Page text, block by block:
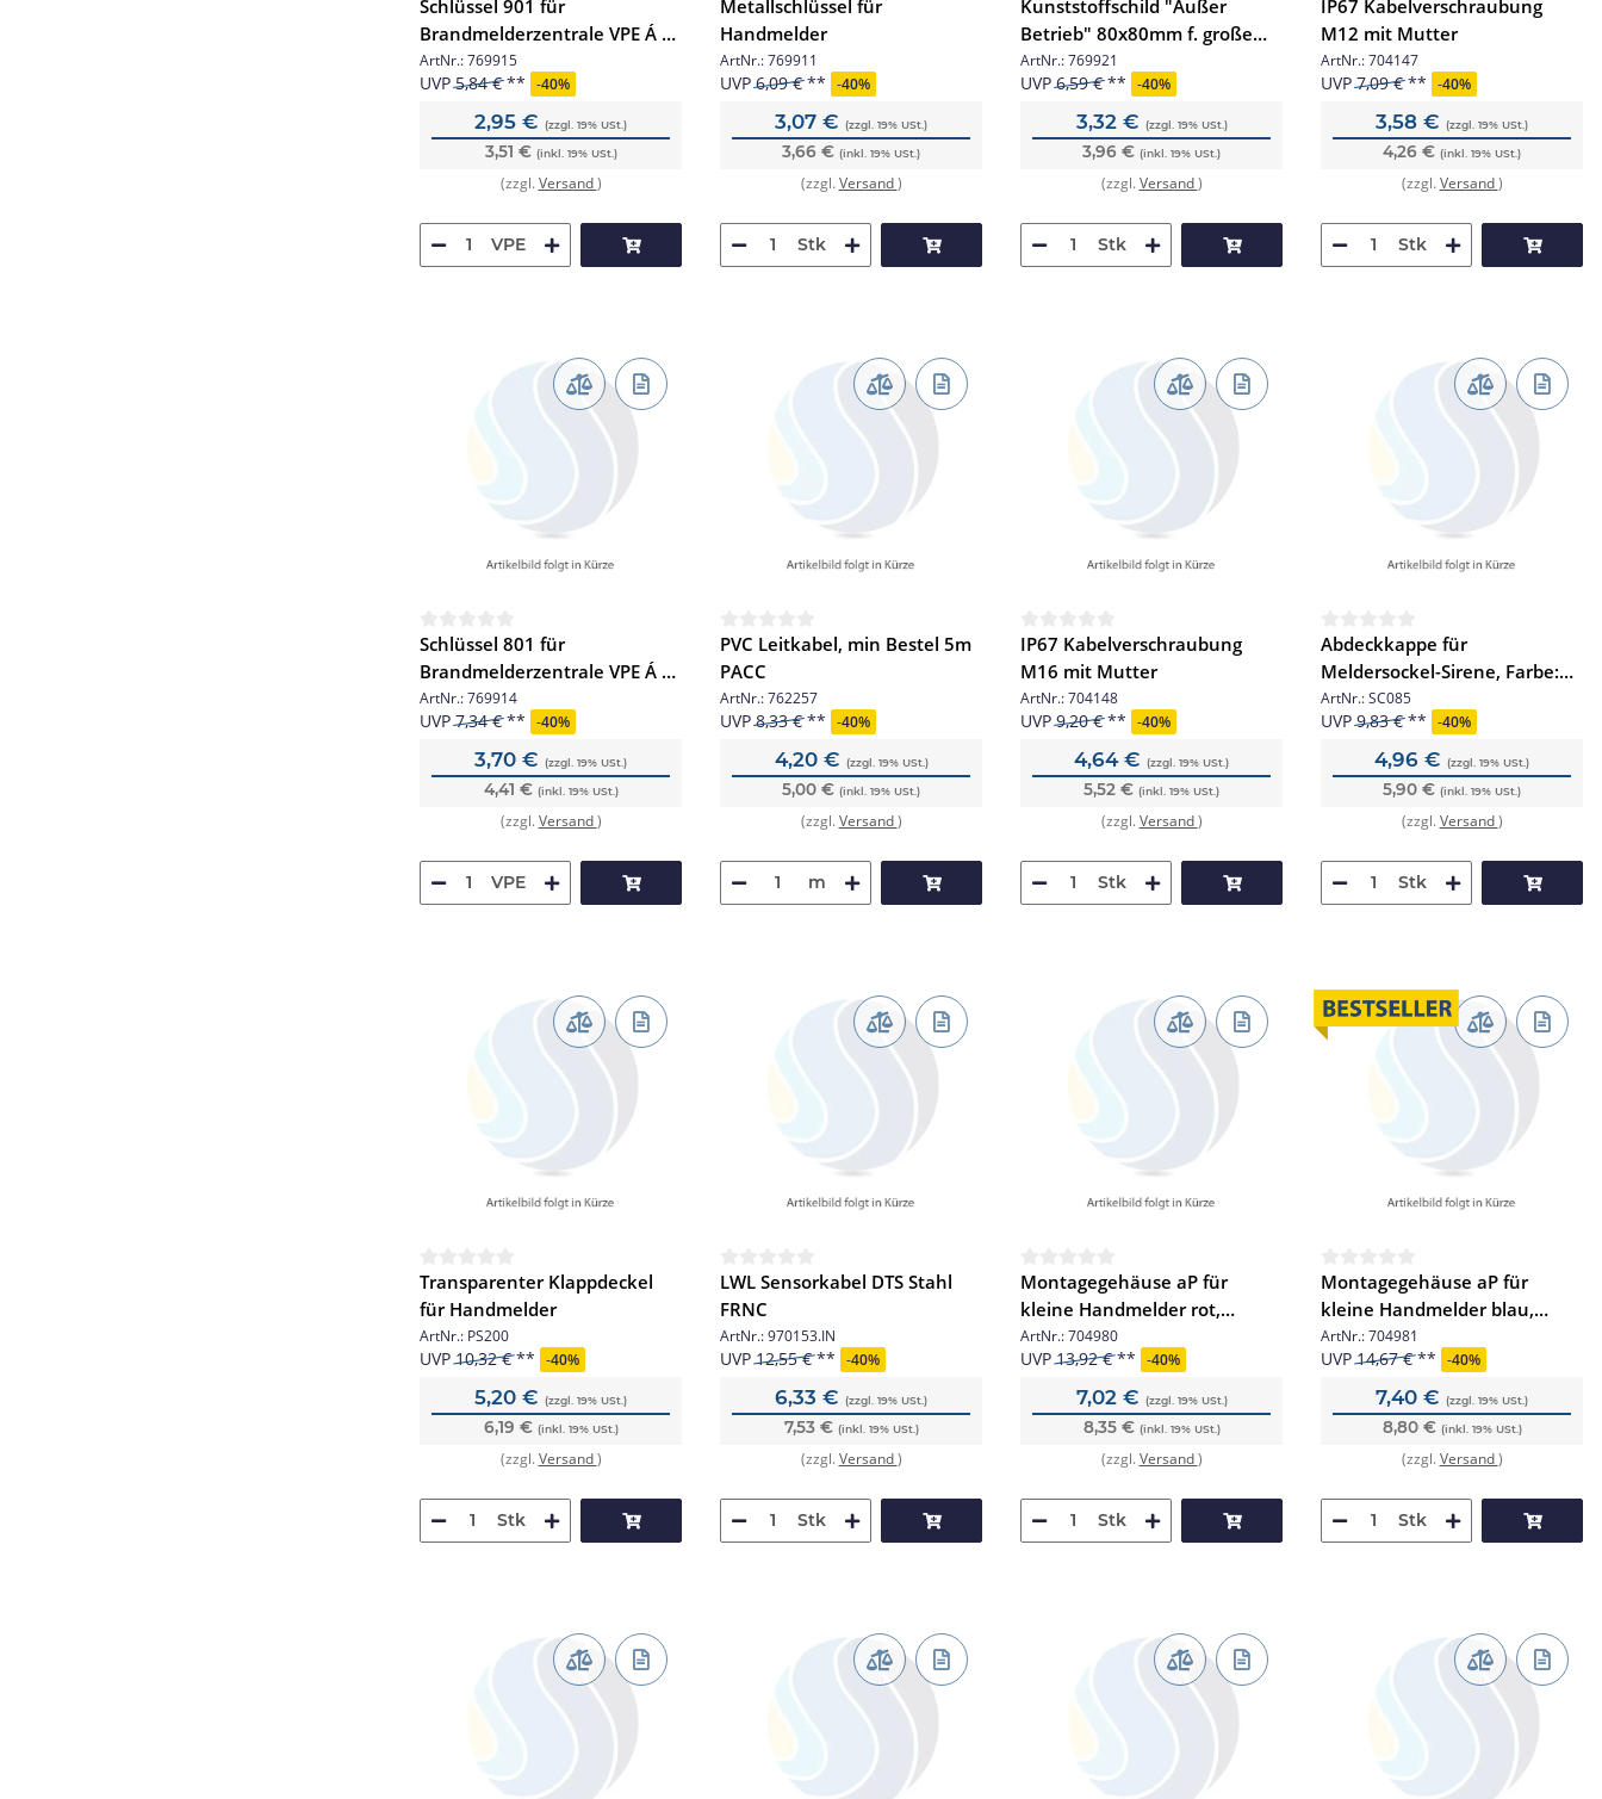
Schlüssel 901 für
Brandmelderzentrale VPE Á 2
STK. B8027-0001
ArtNr.:769915
UVP5,84 € -40%
2,95 € (zzgl. 19% USt.)
3,51 € (inkl. 19% USt.)
(zzgl.Versand)
VPE
Metallschlüssel für
Handmelder
ArtNr.:769911
UVP6,09 € -40%
3,07 € (zzgl. 19% USt.)
3,66 € (inkl. 19% USt.)
(zzgl.Versand)
Stk
Kunststoffschild "Außer
Betrieb" 80x80mm f. große
MCP's 7047XX,7048XX,70490X
ArtNr.:769921
UVP6,59 € -40%
3,32 € (zzgl. 19% USt.)
3,96 € (inkl. 19% USt.)
(zzgl.Versand)
Stk
IP67 Kabelverschraubung
M12 mit Mutter
ArtNr.:704147
UVP7,09 € -40%
3,58 € (zzgl. 19% USt.)
4,26 € (inkl. 19% USt.)
(zzgl.Versand)
Stk
Schlüssel 801 für
Brandmelderzentrale VPE Á 2
STK.B8027-0007
ArtNr.:769914
UVP7,34 € -40%
3,70 € (zzgl. 19% USt.)
4,41 € (inkl. 19% USt.)
(zzgl.Versand)
VPE
PVC Leitkabel, min Bestel 5m
PACC
ArtNr.:762257
UVP8,33 € -40%
4,20 € (zzgl. 19% USt.)
5,00 € (inkl. 19% USt.)
(zzgl.Versand)
m
IP67 Kabelverschraubung
M16 mit Mutter
ArtNr.:704148
UVP9,20 € -40%
4,64 € (zzgl. 19% USt.)
5,52 € (inkl. 19% USt.)
(zzgl.Versand)
Stk
Abdeckkappe für
Meldersockel-Sirene, Farbe:
weiß
ArtNr.:SC085
UVP9,83 € -40%
4,96 € (zzgl. 19% USt.)
5,90 € (inkl. 19% USt.)
(zzgl.Versand)
Stk
Transparenter Klappdeckel
für Handmelder
ArtNr.: PS200
UVP10,32 € -40%
5,20 € (zzgl. 19% USt.)
6,19 € (inkl. 19% USt.)
(zzgl.Versand)
Stk
LWL Sensorkabel DTS Stahl
FRNC
ArtNr.:970153.IN
UVP12,55 € -40%
6,33 € (zzgl. 19% USt.)
7,53 € (inkl. 19% USt.)
(zzgl.Versand)
Stk
Montagegehäuse aP für
kleine Handmelder rot,
ähnlich RAL 3020
ArtNr.:704980
UVP13,92 € -40%
7,02 € (zzgl. 19% USt.)
8,35 € (inkl. 19% USt.)
(zzgl.Versand)
Stk
Montagegehäuse aP für
kleine Handmelder blau,
ähnlich RAL 5015
ArtNr.:704981
UVP14,67 € -40%
7,40 € (zzgl. 19% USt.)
8,80 € (inkl. 19% USt.)
(zzgl.Versand)
Stk